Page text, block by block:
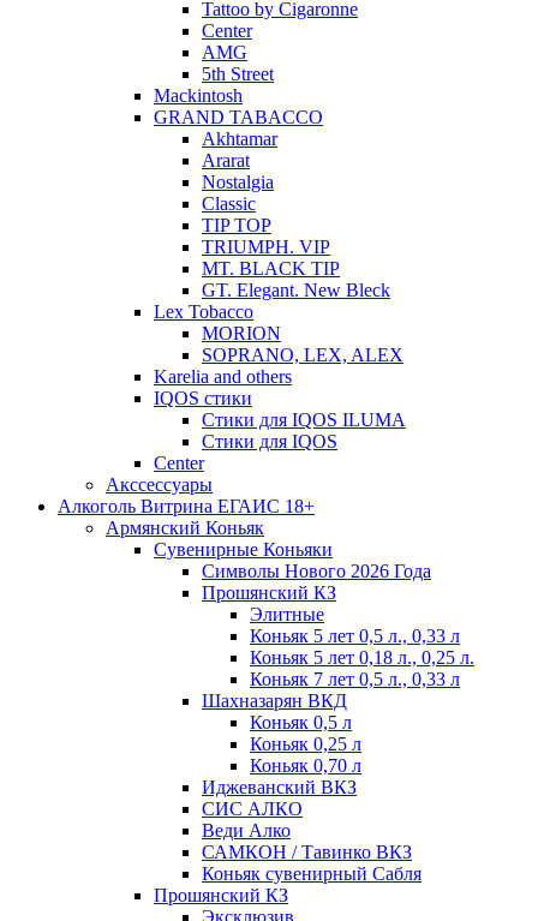
Tattoo by Cigaronne
Center
AMG
5th Street
Mackintosh
GRAND TABACCO
Akhtamar
Ararat
Nostalgia
Classic
TIP TOP
TRIUMPH. VIP
MT. BLACK TIP
GT. Elegant. New Bleck
Lex Tobacco
MORION
SOPRANO, LEX, ALEX
Karelia and others
IQOS стики
Стики для IQOS ILUMA
Стики для IQOS
Сenter
Акссессуары
Алкоголь Витрина ЕГАИС 18+
Армянский Коньяк
Сувенирные Коньяки
Символы Нового 2026 Года
Прошянский КЗ
Элитные
Коньяк 5 лет 0,5 л., 0,33 л
Коньяк 5 лет 0,18 л., 0,25 л.
Коньяк 7 лет 0,5 л., 0,33 л
Шахназарян ВКД
Коньяк 0,5 л
Коньяк 0,25 л
Коньяк 0,70 л
Иджеванский ВКЗ
СИС АЛКО
Веди Алко
САМКОН / Тавинко ВКЗ
Коньяк сувенирный Сабля
Прошянский КЗ
Эксклюзив